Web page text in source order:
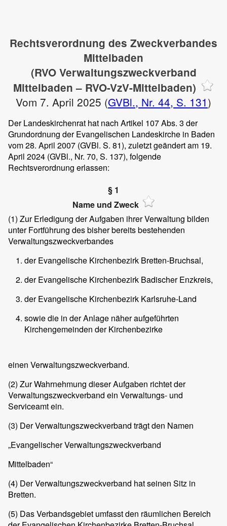
Rechtsverordnung des Zweckverbandes
Mittelbaden
(RVO Verwaltungszweckverband
Mittelbaden – RVO-VzV-Mittelbaden)
Vom 7. April 2025 (GVBl., Nr. 44, S. 131)
Der Landeskirchenrat hat nach Artikel 107 Abs. 3 der
Grundordnung der Evangelischen Landeskirche in Baden
vom 28. April 2007 (GVBl. S. 81), zuletzt geändert am 19.
April 2024 (GVBl., Nr. 70, S. 137), folgende
Rechtsverordnung erlassen:
§ 1
Name und Zweck
(1) Zur Erledigung der Aufgaben ihrer Verwaltung bilden
unter Fortführung des bisher bereits bestehenden
Verwaltungszweckverbandes
der Evangelische Kirchenbezirk Bretten-Bruchsal,
der Evangelische Kirchenbezirk Badischer Enzkreis,
der Evangelische Kirchenbezirk Karlsruhe-Land
sowie die in der Anlage näher aufgeführten
Kirchengemeinden der Kirchenbezirke
einen Verwaltungszweckverband.
(2) Zur Wahrnehmung dieser Aufgaben richtet der
Verwaltungszweckverband ein Verwaltungs- und
Serviceamt ein.
(3) Der Verwaltungszweckverband trägt den Namen
„Evangelischer Verwaltungszweckverband
Mittelbaden“
(4) Der Verwaltungszweckverband hat seinen Sitz in
Bretten.
(5) Das Verbandsgebiet umfasst den räumlichen Bereich